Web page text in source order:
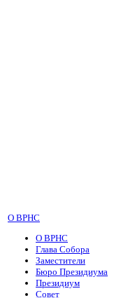
О ВРНС
О ВРНС
Глава Собора
Заместители
Бюро Президиума
Президиум
Совет